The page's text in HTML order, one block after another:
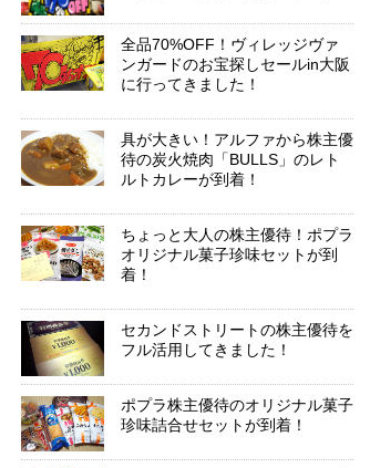
全品70%OFF！ヴィレッジヴァ
ンガードのお宝探しセールin大阪
に行ってきました！
具が大きい！アルファから株主優
待の炭火焼肉「BULLS」のレト
ルトカレーが到着！
ちょっと大人の株主優待！ポプラ
オリジナル菓子珍味セットが到
着！
セカンドストリートの株主優待を
フル活用してきました！
ポプラ株主優待のオリジナル菓子
珍味詰合せセットが到着！